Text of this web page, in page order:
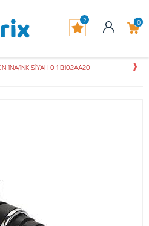
0
2
1NA/1NK SİYAH 0-1 B102AA20